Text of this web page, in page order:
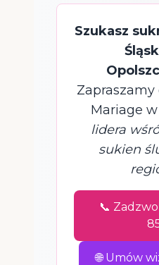
Szukasz
Zapraszamy
Mariage
lidera
sukien
📞
🌐 Umów